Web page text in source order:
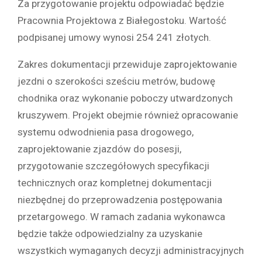
Za przygotowanie projektu odpowiadać będzie
Pracownia Projektowa z Białegostoku. Wartość
podpisanej umowy wynosi 254 241 złotych.
Zakres dokumentacji przewiduje zaprojektowanie
jezdni o szerokości sześciu metrów, budowę
chodnika oraz wykonanie poboczy utwardzonych
kruszywem. Projekt obejmie również opracowanie
systemu odwodnienia pasa drogowego,
zaprojektowanie zjazdów do posesji,
przygotowanie szczegółowych specyfikacji
technicznych oraz kompletnej dokumentacji
niezbędnej do przeprowadzenia postępowania
przetargowego. W ramach zadania wykonawca
będzie także odpowiedzialny za uzyskanie
wszystkich wymaganych decyzji administracyjnych